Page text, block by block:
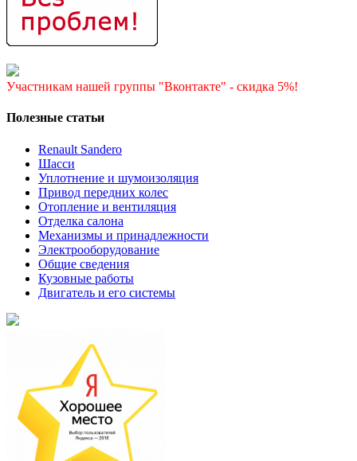
Участникам нашей группы "Вконтакте" - скидка 5%!
Полезные статьи
Renault Sandero
Шасси
Уплотнение и шумоизоляция
Привод передних колес
Отопление и вентиляция
Отделка салона
Механизмы и принадлежности
Электрооборудование
Общие сведения
Кузовные работы
Двигатель и его системы